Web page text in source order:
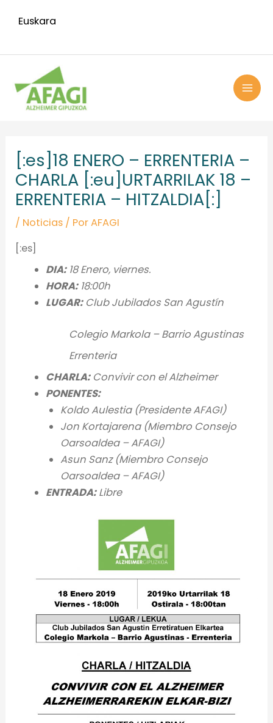
Euskara
[:es]18 ENERO – ERRENTERIA –
CHARLA [:eu]URTARRILAK 18 –
ERRENTERIA – HITZALDIA[:]
/ Noticias / PorAFAGI
[:es]
DIA:18 Enero, viernes.
HORA:18:00h
LUGAR:Club Jubilados San Agustín
Colegio Markola – Barrio Agustinas
Errenteria
CHARLA:Convivir con el Alzheimer
PONENTES:
Koldo Aulestia (Presidente AFAGI)
Jon Kortajarena (Miembro Consejo
Oarsoaldea – AFAGI)
Asun Sanz(Miembro Consejo
Oarsoaldea – AFAGI)
ENTRADA:Libre
entradas